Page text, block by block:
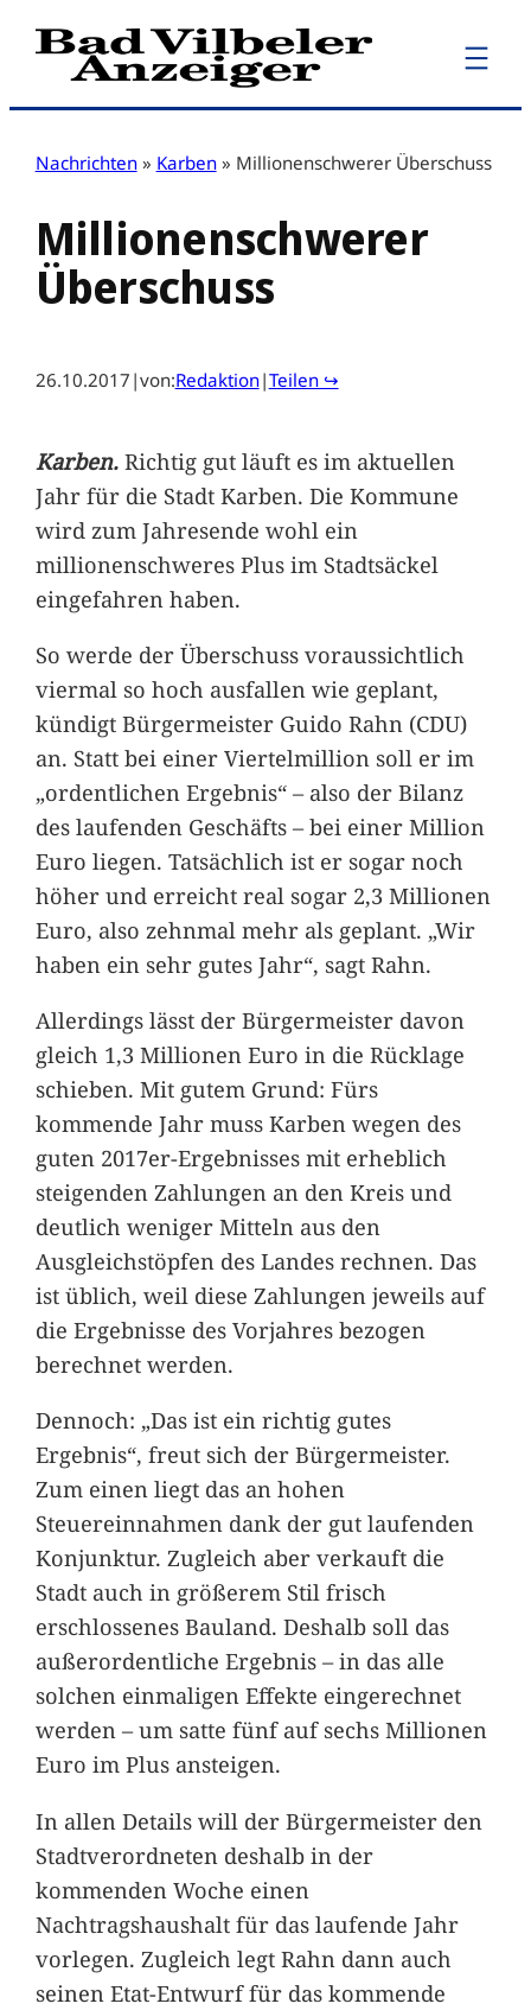
Zum
Inhalt
Nachrichten » Karben » Millionenschwerer Überschuss
Millionenschwerer
Überschuss
26.10.2017 |von:Redaktion|Teilen ↪
Karben.Richtig gut läuft es im aktuellen
Jahr für die Stadt Karben. Die Kommune
wird zum Jahresende wohl ein
millionenschweres Plus im Stadtsäckel
eingefahren haben.
So werde der Überschuss voraussichtlich
viermal so hoch ausfallen wie geplant,
kündigt Bürgermeister Guido Rahn (CDU)
an. Statt bei einer Viertelmillion soll er im
„ordentlichen Ergebnis“ – also der Bilanz
des laufenden Geschäfts – bei einer Million
Euro liegen. Tatsächlich ist er sogar noch
höher und erreicht real sogar 2,3 Millionen
Euro, also zehnmal mehr als geplant. „Wir
haben ein sehr gutes Jahr“, sagt Rahn.
Allerdings lässt der Bürgermeister davon
gleich 1,3 Millionen Euro in die Rücklage
schieben. Mit gutem Grund: Fürs
kommende Jahr muss Karben wegen des
guten 2017er-Ergebnisses mit erheblich
steigenden Zahlungen an den Kreis und
deutlich weniger Mitteln aus den
Ausgleichstöpfen des Landes rechnen. Das
ist üblich, weil diese Zahlungen jeweils auf
die Ergebnisse des Vorjahres bezogen
berechnet werden.
Dennoch: „Das ist ein richtig gutes
Ergebnis“, freut sich der Bürgermeister.
Zum einen liegt das an hohen
Steuereinnahmen dank der gut laufenden
Konjunktur. Zugleich aber verkauft die
Stadt auch in größerem Stil frisch
erschlossenes Bauland. Deshalb soll das
außerordentliche Ergebnis – in das alle
solchen einmaligen Effekte eingerechnet
werden – um satte fünf auf sechs Millionen
Euro im Plus ansteigen.
In allen Details will der Bürgermeister den
Stadtverordneten deshalb in der
kommenden Woche einen
Nachtragshaushalt für das laufende Jahr
vorlegen. Zugleich legt Rahn dann auch
seinen Etat-Entwurf für das kommende